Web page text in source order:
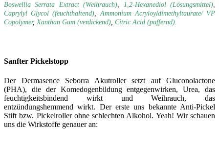
Boswellia Serrata Extract (Weihrauch), 1,2-Hexanediol (Lösungsmittel),
Caprylyl Glycol (feuchthaltend),Ammonium Acryloyldimethyltaurate/ VP
Copolymer,Xanthan Gum (verdickend), Citric Acid (puffernd).
Sanfter Pickelstopp
Der Dermasence Seborra Akutroller setzt auf Gluconolactone
(PHA), die der Komedogenbildung entgegenwirken, Urea, das
feuchtigkeitsbindend wirkt und Weihrauch, das
entzündungshemmend wirkt. Der erste uns bekannte Anti-Pickel
Stift bzw. Pickelroller ohne schlechten Alkohol. Yeah! Wir schauen
uns die Wirkstoffe genauer an: